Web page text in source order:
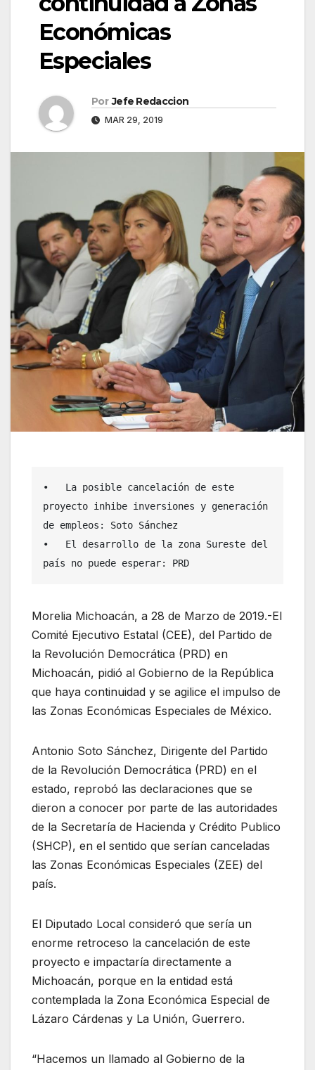
Económicas
Especiales
Por Jefe Redaccion
MAR 29, 2019
•   La posible cancelación de este
proyecto inhibe inversiones y generación
de empleos: Soto Sánchez
•   El desarrollo de la zona Sureste del
país no puede esperar: PRD
Morelia Michoacán, a 28 de Marzo de 2019.-El
Comité Ejecutivo Estatal (CEE), del Partido de
la Revolución Democrática (PRD) en
Michoacán, pidió al Gobierno de la República
que haya continuidad y se agilice el impulso de
las Zonas Económicas Especiales de México.
Antonio Soto Sánchez, Dirigente del Partido
de la Revolución Democrática (PRD) en el
estado, reprobó las declaraciones que se
dieron a conocer por parte de las autoridades
de la Secretaría de Hacienda y Crédito Publico
(SHCP), en el sentido que serían canceladas
las Zonas Económicas Especiales (ZEE) del
país.
El Diputado Local consideró que sería un
enorme retroceso la cancelación de este
proyecto e impactaría directamente a
Michoacán, porque en la entidad está
contemplada la Zona Económica Especial de
Lázaro Cárdenas y La Unión, Guerrero.
“Hacemos un llamado al Gobierno de la